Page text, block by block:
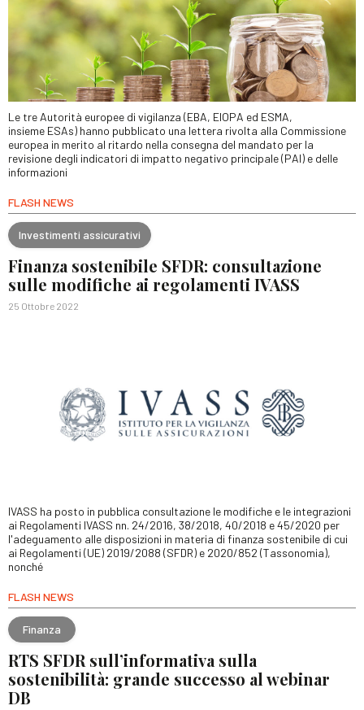
Le tre Autorità europee di vigilanza (EBA, EIOPA ed ESMA,
insieme ESAs) hanno pubblicato una lettera rivolta alla Commissione
europea in merito al ritardo nella consegna del mandato per la
revisione degli indicatori di impatto negativo principale (PAI) e delle
informazioni
FLASH NEWS
Investimenti assicurativi
Finanza sostenibile SFDR: consultazione
sulle modifiche ai regolamenti IVASS
25 Ottobre 2022
IVASS ha posto in pubblica consultazione le modifiche e le integrazioni
ai Regolamenti IVASS nn. 24/2016, 38/2018, 40/2018 e 45/2020 per
l'adeguamento alle disposizioni in materia di finanza sostenibile di cui
ai Regolamenti (UE) 2019/2088 (SFDR) e 2020/852 (Tassonomia),
nonché
FLASH NEWS
Finanza
RTS SFDR sull’informativa sulla
sostenibilità: grande successo al webinar
DB